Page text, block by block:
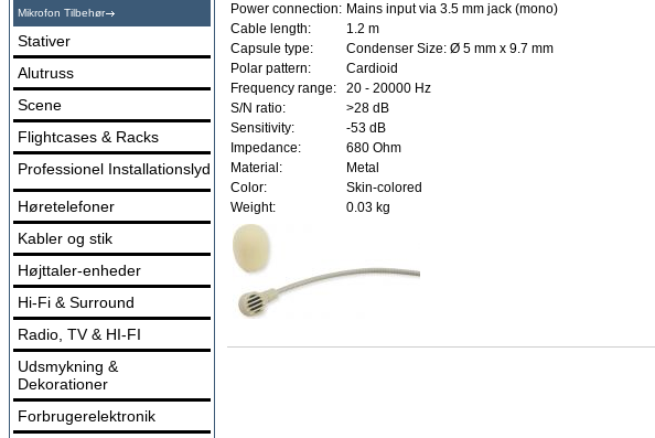
Mikrofon Tilbehør
Stativer
Alutruss
Scene
Flightcases & Racks
Professionel Installationslyd
Høretelefoner
Kabler og stik
Højttaler-enheder
Hi-Fi & Surround
Radio, TV & HI-FI
Udsmykning &
Dekorationer
Forbrugerelektronik
Power connection: Mains input via 3.5 mm jack (mono)
Cable length:
1.2 m
Capsule type:
Condenser Size: Ø 5 mm x 9.7 mm
Polar pattern:
Cardioid
Frequency range:
20 - 20000 Hz
S/N ratio:
>28 dB
Sensitivity:
-53 dB
Impedance:
680 Ohm
Material:
Metal
Color:
Skin-colored
Weight:
0.03 kg